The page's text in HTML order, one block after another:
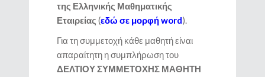
της Ελληνικής Μαθηματικής
Εταιρείας (εδώ σε μορφή word).
Για τη συμμετοχή κάθε μαθητή είναι
απαραίτητη η συμπλήρωση του
ΔΕΛΤΙΟΥ ΣΥΜΜΕΤΟΧΗΣ ΜΑΘΗΤΗ